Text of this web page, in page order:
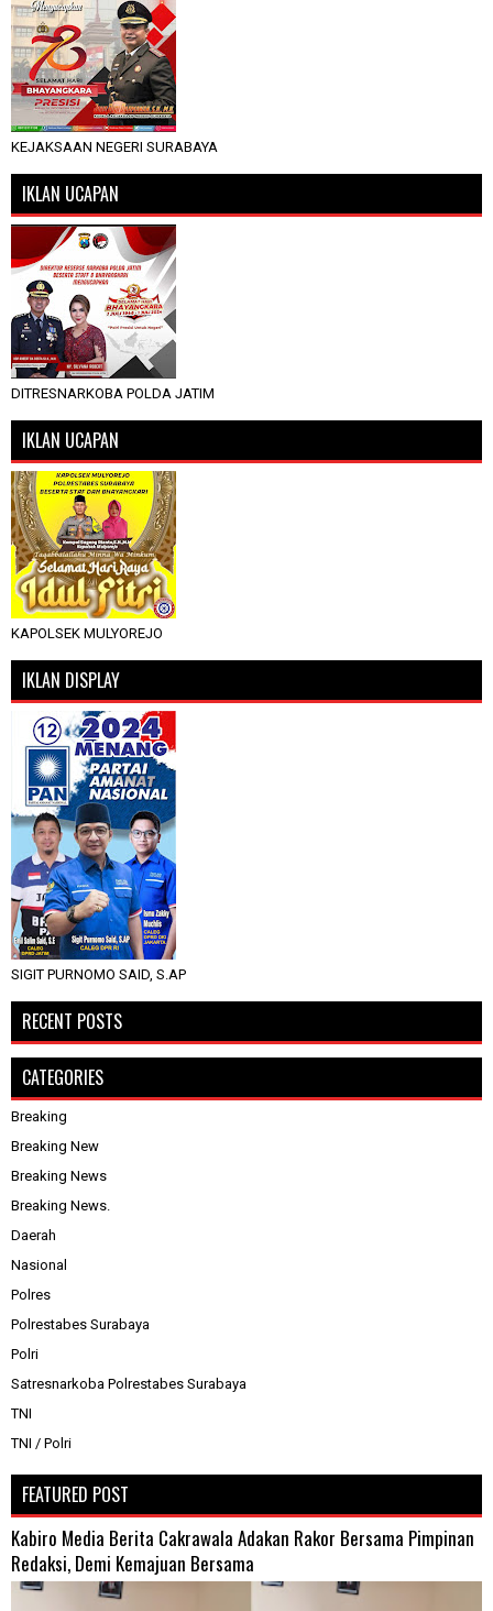
KEJAKSAAN NEGERI SURABAYA
IKLAN UCAPAN
DITRESNARKOBA POLDA JATIM
IKLAN UCAPAN
KAPOLSEK MULYOREJO
IKLAN DISPLAY
SIGIT PURNOMO SAID, S.AP
RECENT POSTS
CATEGORIES
Breaking
Breaking New
Breaking News
Breaking News.
Daerah
Nasional
Polres
Polrestabes Surabaya
Polri
Satresnarkoba Polrestabes Surabaya
TNI
TNI / Polri
FEATURED POST
Kabiro Media Berita Cakrawala Adakan Rakor Bersama Pimpinan
Redaksi, Demi Kemajuan Bersama